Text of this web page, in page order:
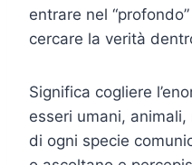
entrare nel
cercare la verità
Significa cogliere
esseri umani,
di ogni specie